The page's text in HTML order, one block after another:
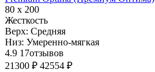
80 х 200
Жесткость
Верх: Средняя
Низ: Умеренно-мягкая
4.9 17отзывов
21300 ₽ 42554 ₽